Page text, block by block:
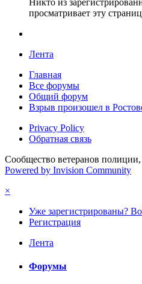
Никто из
просматривает эту
Лента
Главная
Все форумы
Общий форум
Взрыв произошел в
Privacy Policy
Обратная связь
Сообщество ветеранов
Powered by Invision Community
×
Уже зарегистрированы?
Регистрация
Лента
Форумы